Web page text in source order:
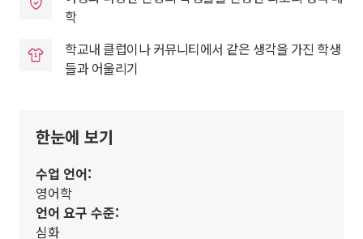
학
학교내 클럽이나 커뮤니티에서 같은 생각을 가진 학생
들과 어울리기
한눈에 보기
수업 언어:
영어학
언어 요구 수준:
심화